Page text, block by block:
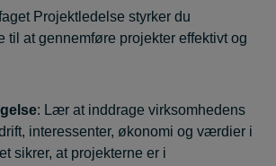
Projektledelse styrker du
til at gennemføre projekter effektivt og
: Lær at inddrage virksomhedens
interessenter, økonomi og værdier i
sikrer, at projekterne er i